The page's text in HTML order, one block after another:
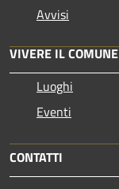
Avvisi
VIVERE IL COMUNE
Luoghi
Eventi
CONTATTI